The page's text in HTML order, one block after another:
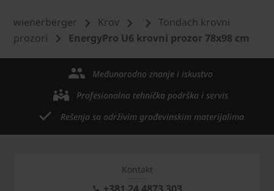
wienerberger Krov
Tondach krovni
prozori
EnergyPro U6 krovni prozor 78x98 cm
Međunarodno znanje i iskustvo
Profesionalna tehnička podrška i servis
Rešenja sa održivim građevinskim materijalima
Kontakt